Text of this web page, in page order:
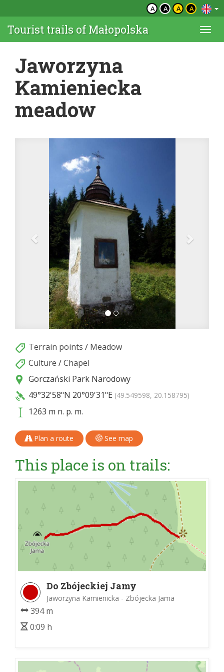
A A A A
Tourist trails of Małopolska
Jaworzyna
Kamieniecka
meadow
Terrain points / Meadow
Culture /Chapel
Gorczański Park Narodowy
49°32'58"N 20°09'31"E (49.549598, 20.158795)
1263 m n. p. m.
Plan a route See map
This place is on trails:
Do Zbójeckiej Jamy
Jaworzyna Kamienicka - Zbójecka Jama
394 m
0:09 h